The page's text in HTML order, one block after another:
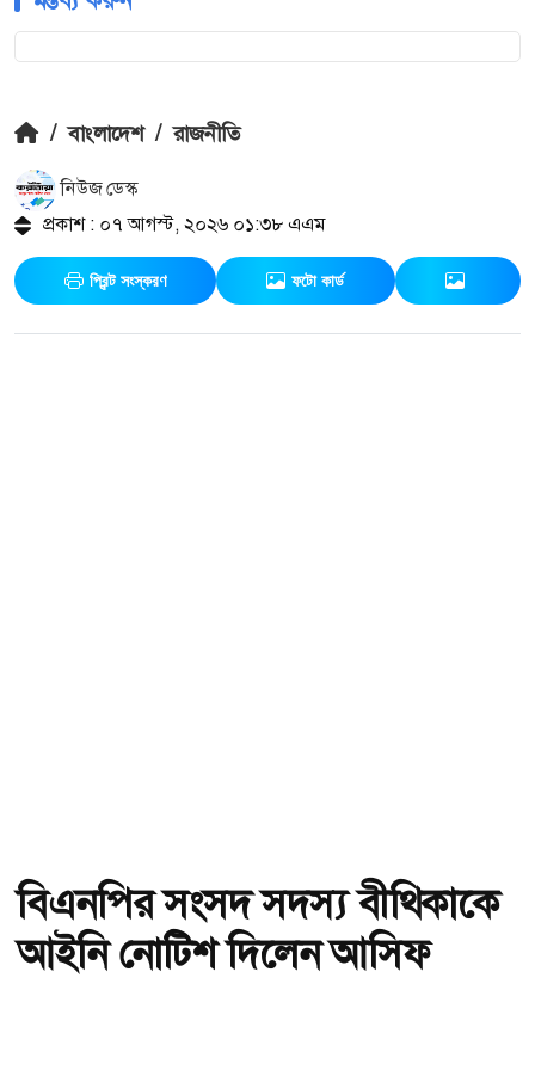
/ বাংলাদেশ / রাজনীতি
নিউজ ডেস্ক
প্রকাশ : ০৭ আগস্ট, ২০২৬ ০১:৩৮ এএম
প্রিন্ট সংস্করণ ফটো কার্ড
বিএনপির সংসদ সদস্য বীথিকাকে
আইনি নোটিশ দিলেন আসিফ